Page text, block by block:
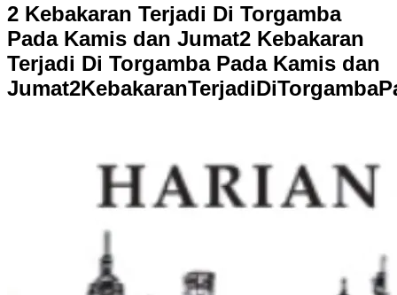
2 Kebakaran Terjadi Di Torgamba
Pada Kamis dan Jumat2 Kebakaran
Terjadi Di Torgamba Pada Kamis dan
Jumat2KebakaranTerjadiDiTorgambaP